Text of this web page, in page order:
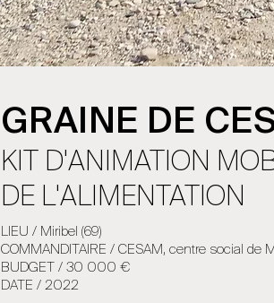
GRAINE DE
KIT D'ANIMATION
DE L'ALIMENTATION
LIEU / Miribel (69)
COMMANDITAIRE / CESAM, centre social de
BUDGET / 30 000 €
DATE / 2022